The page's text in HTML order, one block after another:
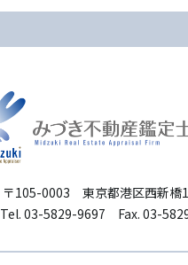
〒105-0003 東京都港区西新橋
Tel. 03-5829-9697 Fax. 03-